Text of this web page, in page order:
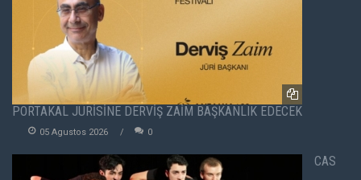
PORTAKAL JÜRİSİNE DERVİŞ ZAİM BAŞKANLIK EDECEK
05 Agustos 2026 0
CAS